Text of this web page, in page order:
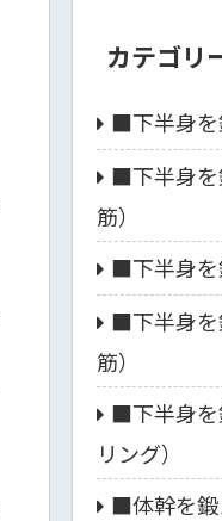
カテゴリ
■下半身を
■下半身を
筋）
■下半身を
■下半身を
筋）
■下半身を
リング）
■体幹を鍛